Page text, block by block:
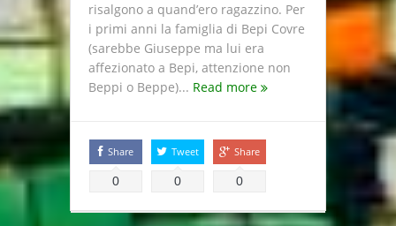
risalgono a quand’ero ragazzino. Per
i primi anni la famiglia di Bepi Covre
(sarebbe Giuseppe ma lui era
affezionato a Bepi, attenzione non
Beppi o Beppe)... Read more
Share
0
Tweet
0
Share
0